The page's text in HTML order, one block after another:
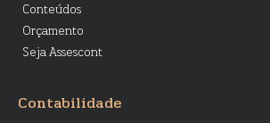
Conteúdos
Orçamento
Seja Assescont
Contabilidade